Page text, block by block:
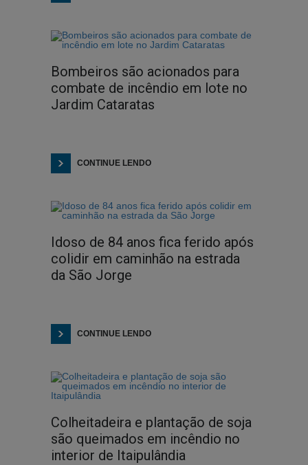
Bombeiros são acionados para
combate de incêndio em lote no
Jardim Cataratas
CONTINUE LENDO
Idoso de 84 anos fica ferido após
colidir em caminhão na estrada
da São Jorge
CONTINUE LENDO
Colheitadeira e plantação de soja
são queimados em incêndio no
interior de Itaipulândia